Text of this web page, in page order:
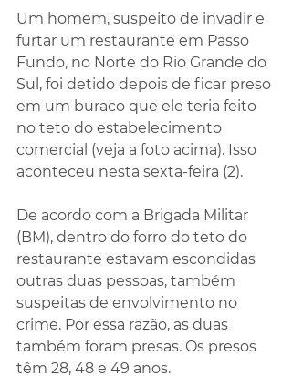
Um homem, suspeito de invadir e
furtar um restaurante em Passo
Fundo, no Norte do Rio Grande do
Sul, foi detido depois de ficar preso
em um buraco que ele teria feito
no teto do estabelecimento
comercial (veja a foto acima). Isso
aconteceu nesta sexta-feira (2).
De acordo com a Brigada Militar
(BM), dentro do forro do teto do
restaurante estavam escondidas
outras duas pessoas, também
suspeitas de envolvimento no
crime. Por essa razão, as duas
também foram presas. Os presos
têm 28, 48 e 49 anos.